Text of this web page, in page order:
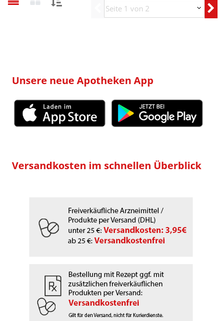
Vorherige
Unsere neue Apotheken App
Versandkosten im schnellen Überblick